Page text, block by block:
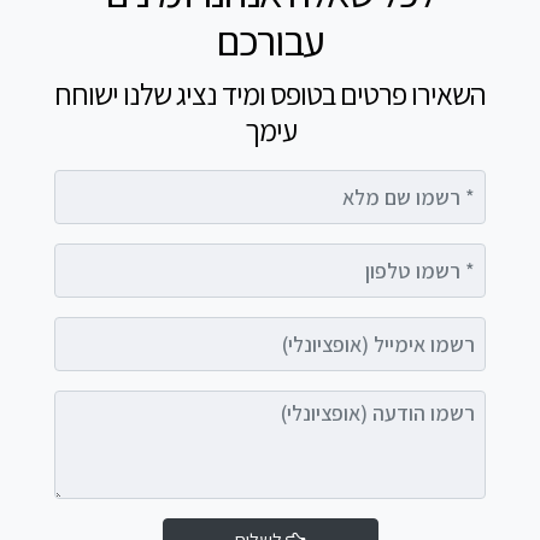
עבורכם
השאירו פרטים בטופס ומיד נציג שלנו ישוחח
עימך
רשמו הודעה (אופציונלי)